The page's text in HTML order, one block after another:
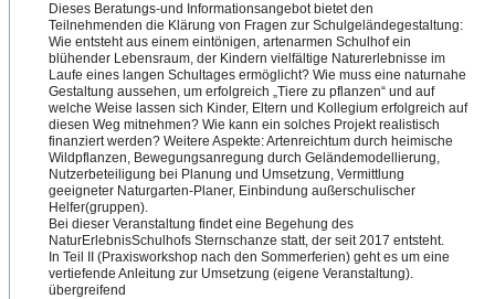
Dieses Beratungs-und Informationsangebot bietet den
Teilnehmenden die Klärung von Fragen zur Schulgeländegestaltung:
Wie entsteht aus einem eintönigen, artenarmen Schulhof ein
blühender Lebensraum, der Kindern vielfältige Naturerlebnisse im
Laufe eines langen Schultages ermöglicht? Wie muss eine naturnahe
Gestaltung aussehen, um erfolgreich „Tiere zu pflanzen“ und auf
welche Weise lassen sich Kinder, Eltern und Kollegium erfolgreich auf
diesen Weg mitnehmen? Wie kann ein solches Projekt realistisch
finanziert werden? Weitere Aspekte: Artenreichtum durch heimische
Wildpflanzen, Bewegungsanregung durch Geländemodellierung,
Nutzerbeteiligung bei Planung und Umsetzung, Vermittlung
geeigneter Naturgarten-Planer, Einbindung außerschulischer
Helfer(gruppen).
Bei dieser Veranstaltung findet eine Begehung des
NaturErlebnisSchulhofs Sternschanze statt, der seit 2017 entsteht.
In Teil II (Praxisworkshop nach den Sommerferien) geht es um eine
vertiefende Anleitung zur Umsetzung (eigene Veranstaltung).
übergreife​nd